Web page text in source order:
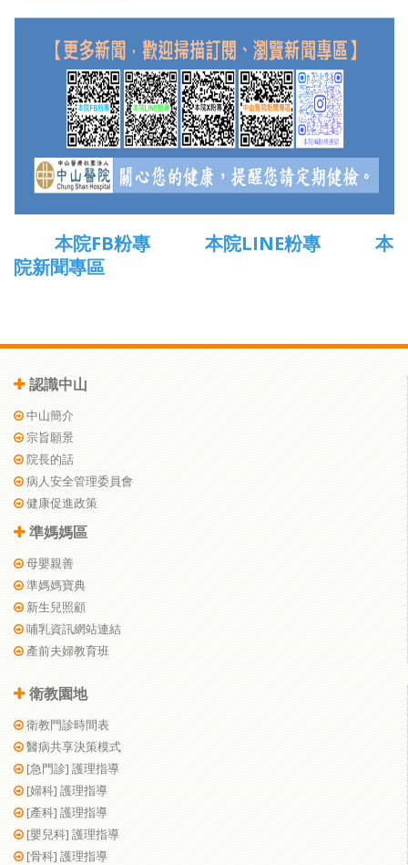
本院FB粉專 本院LINE粉專
本
院新聞專區
認識中山
中山簡介
宗旨願景
院長的話
病人安全管理委員會
健康促進政策
準媽媽區
母嬰親善
準媽媽寶典
新生兒照顧
哺乳資訊網站連結
產前夫婦教育班
衛教園地
衛教門診時間表
醫病共享決策模式
[急門診] 護理指導
[婦科] 護理指導
[產科] 護理指導
[嬰兒科] 護理指導
[骨科] 護理指導